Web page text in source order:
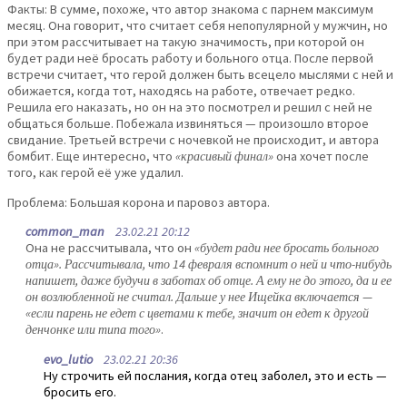
Факты: В сумме, похоже, что автор знакома с парнем максимум
месяц. Она говорит, что считает себя непопулярной у мужчин, но
при этом рассчитывает на такую значимость, при которой он
будет ради неё бросать работу и больного отца. После первой
встречи считает, что герой должен быть всецело мыслями с ней и
обижается, когда тот, находясь на работе, отвечает редко.
Решила его наказать, но он на это посмотрел и решил с ней не
общаться больше. Побежала извиняться — произошло второе
свидание. Третьей встречи с ночевкой не происходит, и автора
бомбит. Еще интересно, что «красивый финал»она хочет после
того, как герой её уже удалил.
Проблема: Большая корона и паровоз автора.
common_man 23.02.21 20:12
Она не рассчитывала, что он «будет ради нее бросать больного
отца». Рассчитывала, что 14 февраля вспомнит о ней и что-нибудь
напишет, даже будучи в заботах об отце. А ему не до этого, да и ее
он возлюбленной не считал. Дальше у нее Ищейка включается —
«если парень не едет с цветами к тебе, значит он едет к другой
денчонке или типа того».
evo_lutio23.02.21 20:36
Ну строчить ей послания, когда отец заболел, это и есть —
бросить его.